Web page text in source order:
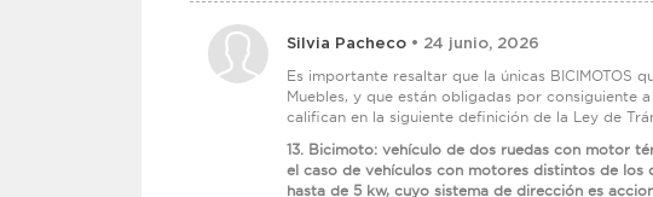
Silvia Pacheco • 24 junio, 2026
Es importante resaltar que la únicas BICIMOTOS
Muebles, y que están obligadas por consiguiente
califican en la siguiente definición de la Ley de
13. Bicimoto: vehículo de dos ruedas con motor
el caso de vehículos con motores distintos de los
hasta de 5 kw, cuyo sistema de dirección es